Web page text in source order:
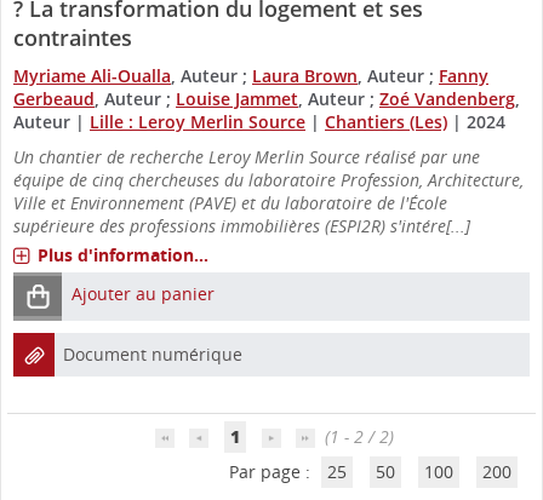
? La transformation du logement et ses
contraintes
Myriame Ali-Oualla , Auteur ; Laura Brown , Auteur ; Fanny
Gerbeaud , Auteur ; Louise Jammet , Auteur ; Zoé Vandenberg
Auteur | Lille : Leroy Merlin Source | Chantiers (Les) | 2024
Un chantier de recherche Leroy Merlin Source réalisé par une
équipe de cinq chercheuses du laboratoire Profession, Architecture,
Ville et Environnement (PAVE) et du laboratoire de l'École
supérieure des professions immobilières (ESPI2R) s'intére[...]
Plus d'information...
Ajouter au panier
Document numérique
1
(1 - 2 / 2)
Par page :
25 50 100 200